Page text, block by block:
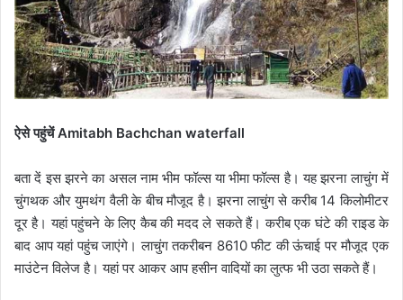
ऐसे पहुंचें Amitabh Bachchan waterfall
बता दें इस झरने का असल नाम भीम फॉल्स या भीमा फॉल्स है। यह झरना लाचुंग में
चुंगथक और युमथंग वैली के बीच मौजूद है। झरना लाचुंग से करीब 14 किलोमीटर
दूर है। यहां पहुंचने के लिए कैब की मदद ले सकते हैं। करीब एक घंटे की राइड के
बाद आप यहां पहुंच जाएंगे। लाचुंग तकरीबन 8610 फीट की ऊंचाई पर मौजूद एक
माउंटेन विलेज है। यहां पर आकर आप हसीन वादियों का लुत्फ भी उठा सकते हैं।